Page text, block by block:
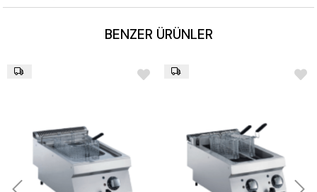
BENZER ÜRÜNLER